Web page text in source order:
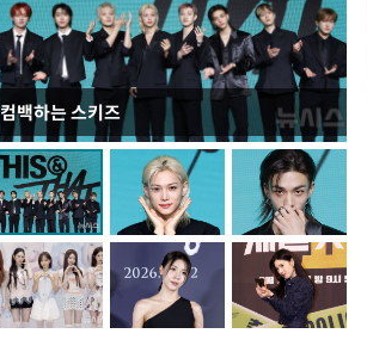
컴백하는 스키즈
입추 코앞인데 전국엔 찜통 더위